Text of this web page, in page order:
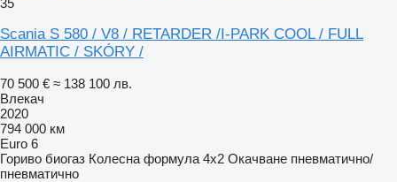
Scania S 580 / V8 / RETARDER /I-PARK COOL / FULL
AIRMATIC / SKÓRY /
70 500 € ≈ 138 100 лв.
Влекач
2020
794 000 км
Euro 6
Гориво биогаз Колесна формула 4x2 Окачване пневматично/
пневматично